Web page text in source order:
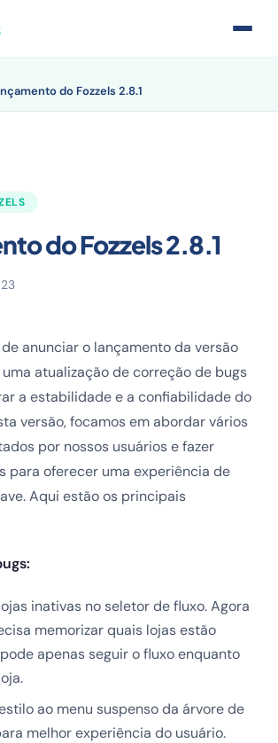
do Fozzels 2.8.1
do Fozzels 2.8.1
anunciar o lançamento da versão
uma atualização de correção de bugs
a estabilidade e a confiabilidade do
versão, focamos em abordar vários
por nossos usuários e fazer
para oferecer uma experiência de
Aqui estão os principais
inativas no seletor de fluxo. Agora
memorizar quais lojas estão
apenas seguir o fluxo enquanto
ao menu suspenso da árvore de
melhor experiência do usuário.